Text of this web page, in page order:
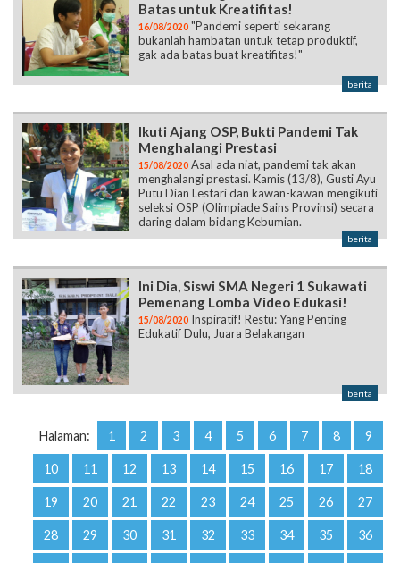
Batas untuk Kreatifitas!
16/08/2020 "Pandemi seperti sekarang
bukanlah hambatan untuk tetap produktif,
gak ada batas buat kreatifitas!"
berita
Ikuti Ajang OSP, Bukti Pandemi Tak
Menghalangi Prestasi
15/08/2020 Asal ada niat, pandemi tak akan
menghalangi prestasi. Kamis (13/8), Gusti Ayu
Putu Dian Lestari dan kawan-kawan mengikuti
seleksi OSP (Olimpiade Sains Provinsi) secara
daring dalam bidang Kebumian.
berita
Ini Dia, Siswi SMA Negeri 1 Sukawati
Pemenang Lomba Video Edukasi!
15/08/2020 Inspiratif! Restu: Yang Penting
Edukatif Dulu, Juara Belakangan
berita
Halaman: 1 2 3 4 5 6 7 8 9
10 11 12 13 14 15 16 17 18
19 20 21 22 23 24 25 26 27
28 29 30 31 32 33 34 35 36